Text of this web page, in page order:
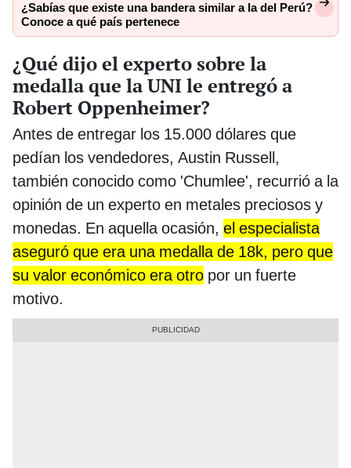
¿Sabías que existe una bandera similar a la del Perú?
Conoce a qué país pertenece
¿Qué dijo el experto sobre la
medalla que la UNI le entregó a
Robert Oppenheimer?
Antes de entregar los 15.000 dólares que
pedían los vendedores, Austin Russell,
también conocido como 'Chumlee', recurrió a la
opinión de un experto en metales preciosos y
monedas. En aquella ocasión, el especialista
aseguró que era una medalla de 18k, pero que
su valor económico era otro por un fuerte
motivo.